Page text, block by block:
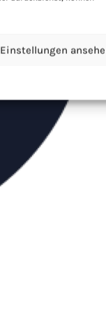
Einstellungen